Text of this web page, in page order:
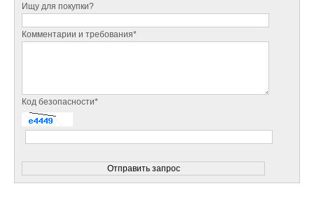
Ищу для покупки?
Комментарии и требования*
Код безопасности*